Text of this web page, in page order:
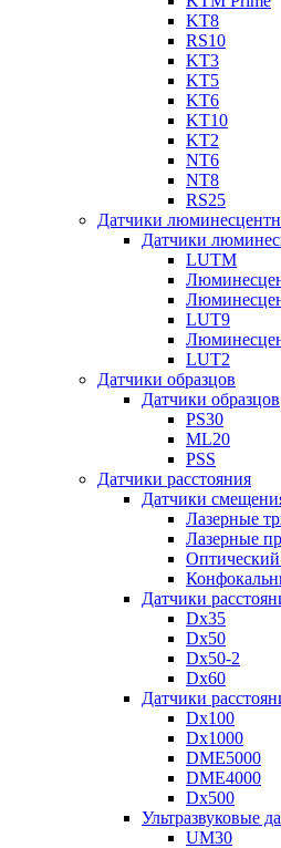
KT8
RS10
KT3
KT5
KT6
KT10
KT2
NT6
NT8
RS25
Датчики
Датчики
LUTM
LUT9
LUT2
Датчики образцов
Датчики образцов
PS30
ML20
PSS
Датчики расстояния
Датчики
Лазерные
Лазерные
Датчики
Dx35
Dx50
Dx50-2
Dx60
Датчики
Dx100
Dx1000
DME5000
DME4000
Dx500
Ультразвуковые
UM30